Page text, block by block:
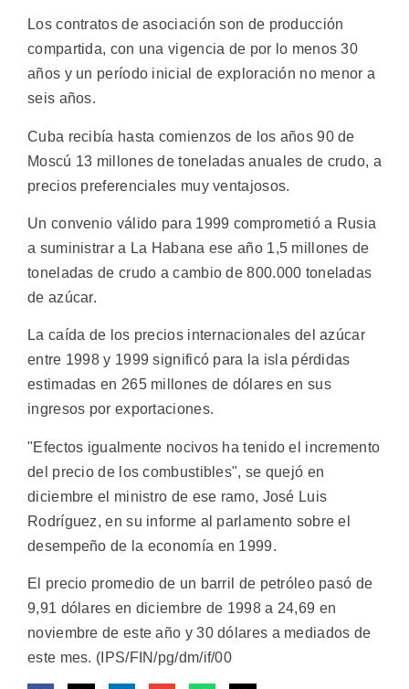
Los contratos de asociación son de producción
compartida, con una vigencia de por lo menos 30
años y un período inicial de exploración no menor a
seis años.
Cuba recibía hasta comienzos de los años 90 de
Moscú 13 millones de toneladas anuales de crudo, a
precios preferenciales muy ventajosos.
Un convenio válido para 1999 comprometió a Rusia
a suministrar a La Habana ese año 1,5 millones de
toneladas de crudo a cambio de 800.000 toneladas
de azúcar.
La caída de los precios internacionales del azúcar
entre 1998 y 1999 significó para la isla pérdidas
estimadas en 265 millones de dólares en sus
ingresos por exportaciones.
"Efectos igualmente nocivos ha tenido el incremento
del precio de los combustibles", se quejó en
diciembre el ministro de ese ramo, José Luis
Rodríguez, en su informe al parlamento sobre el
desempeño de la economía en 1999.
El precio promedio de un barril de petróleo pasó de
9,91 dólares en diciembre de 1998 a 24,69 en
noviembre de este año y 30 dólares a mediados de
este mes. (IPS/FIN/pg/dm/if/00